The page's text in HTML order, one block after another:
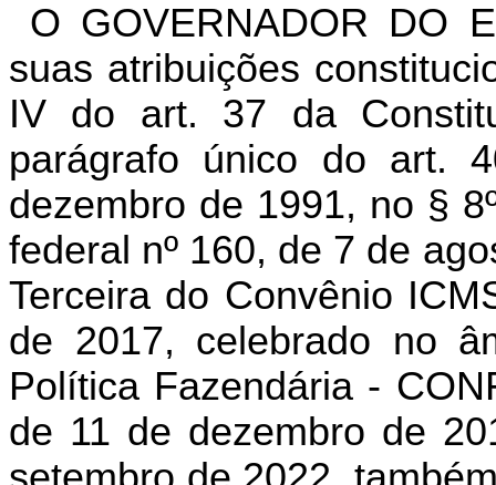
O GOVERNADOR DO
suas atribuições
IV do art. 37 da
parágrafo único do art.
dezembro de 1991, no §
federal nº 160, de 7 de
Terceira do Convênio
de 2017, celebrado no
Política Fazendária -
de 11 de dezembro de